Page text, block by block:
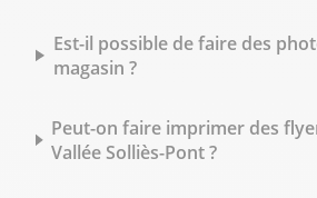
Est-il possible de faire des
magasin ?
Peut-on faire imprimer des
Vallée Solliès-Pont ?